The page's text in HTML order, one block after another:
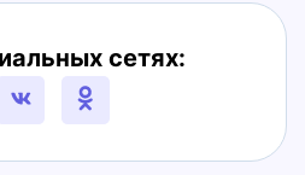
сетях: